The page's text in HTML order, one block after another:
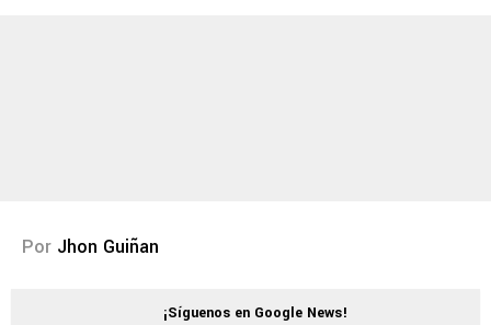
Por Jhon Guiñan
¡Síguenos en Google News!